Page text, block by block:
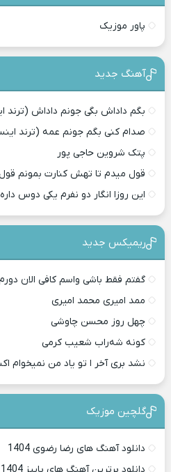
پاور موزیک
آهنگ جدید
بگم داداش بگی جونم داداش (ترند
صدام کنی بگم جونم عمه (ترند
پتک شروین حاجی پور
قول میدم تا تهش کنارت بمونم
این روزا انگار دو نفرم یکی دوس
ریمیکس جدید
گفتم فقط باشی واسم کافی الان
ممد امیری محمد امیری
چهل روز محسن چاوشی
کونه شه‌راب شعیب کرمی
نشد بری آخر ا تو یاد من نمیخوام
گلچین موزیک
دانلود آهنگ های رضا رضوی 1404